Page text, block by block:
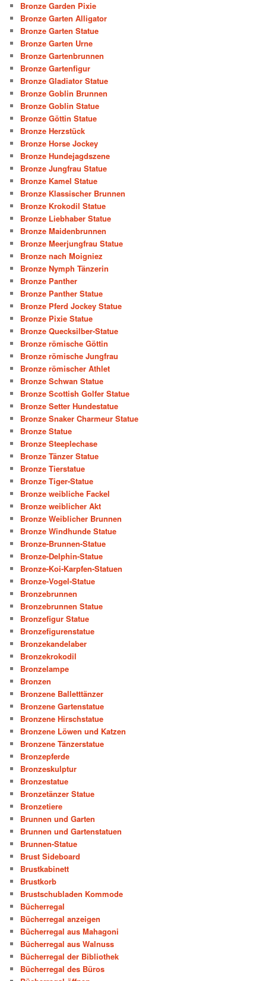
Bronze Garden Pixie
Bronze Garten Alligator
Bronze Garten Statue
Bronze Garten Urne
Bronze Gartenbrunnen
Bronze Gartenfigur
Bronze Gladiator Statue
Bronze Goblin Brunnen
Bronze Goblin Statue
Bronze Göttin Statue
Bronze Herzstück
Bronze Horse Jockey
Bronze Hundejagdszene
Bronze Jungfrau Statue
Bronze Kamel Statue
Bronze Klassischer Brunnen
Bronze Krokodil Statue
Bronze Liebhaber Statue
Bronze Maidenbrunnen
Bronze Meerjungfrau Statue
Bronze nach Moigniez
Bronze Nymph Tänzerin
Bronze Panther
Bronze Panther Statue
Bronze Pferd Jockey Statue
Bronze Pixie Statue
Bronze Quecksilber-Statue
Bronze römische Göttin
Bronze römische Jungfrau
Bronze römischer Athlet
Bronze Schwan Statue
Bronze Scottish Golfer Statue
Bronze Setter Hundestatue
Bronze Snaker Charmeur Statue
Bronze Statue
Bronze Steeplechase
Bronze Tänzer Statue
Bronze Tierstatue
Bronze Tiger-Statue
Bronze weibliche Fackel
Bronze weiblicher Akt
Bronze Weiblicher Brunnen
Bronze Windhunde Statue
Bronze-Brunnen-Statue
Bronze-Delphin-Statue
Bronze-Koi-Karpfen-Statuen
Bronze-Vogel-Statue
Bronzebrunnen
Bronzebrunnen Statue
Bronzefigur Statue
Bronzefigurenstatue
Bronzekandelaber
Bronzekrokodil
Bronzelampe
Bronzen
Bronzene Balletttänzer
Bronzene Gartenstatue
Bronzene Hirschstatue
Bronzene Löwen und Katzen
Bronzene Tänzerstatue
Bronzepferde
Bronzeskulptur
Bronzestatue
Bronzetänzer Statue
Bronzetiere
Brunnen und Garten
Brunnen und Gartenstatuen
Brunnen-Statue
Brust Sideboard
Brustkabinett
Brustkorb
Brustschubladen Kommode
Bücherregal
Bücherregal anzeigen
Bücherregal aus Mahagoni
Bücherregal aus Walnuss
Bücherregal der Bibliothek
Bücherregal des Büros